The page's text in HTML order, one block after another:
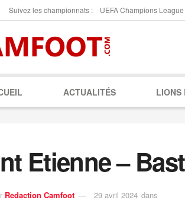
Suivez les championnats : UEFA Champions League
ACTUALITÉS LIONS
Etienne –
Redaction Camfoot 29 avril 2024 dans